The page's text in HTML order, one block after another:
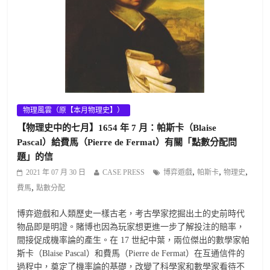
物理風雲（原【本月物理史】）
【物理史中的七月】1654 年 7 月：帕斯卡（Blaise
Pascal）給費馬（Pierre de Fermat）有關「點數分配問
題」的信
2021 年 07 月 30 日 CASE PRESS 博弈遊戲,帕斯卡,物理史,
費馬,點數分配
博弈遊戲和人類歷史一樣古老，考古學家挖掘出土的史前時代
物品即是明證。賭博也因為玩家想更進一步了解投注的賠率，
間接促成機率論的產生。在 17 世紀中葉，兩位傑出的數學家帕
斯卡（Blaise Pascal）和費馬（Pierre de Fermat）在互通信件的
過程中，奠定了機率論的基礎，改變了科學家和數學家看待不